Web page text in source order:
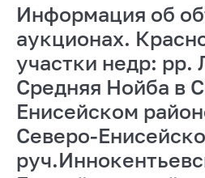
Информация об
аукционах.
участки недр: рр.
Средняя Нойба в
Енисейском
Северо-